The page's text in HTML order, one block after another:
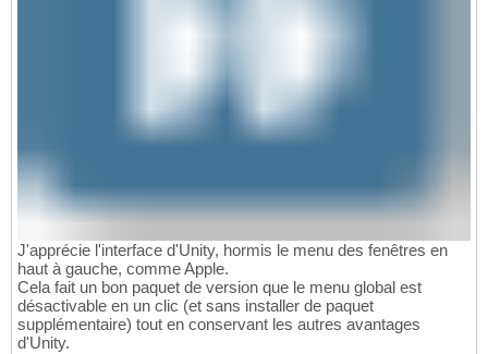
J'apprécie l'interface d'Unity, hormis le menu des fenêtres en
haut à gauche, comme Apple.
Cela fait un bon paquet de version que le menu global est
désactivable en un clic (et sans installer de paquet
supplémentaire) tout en conservant les autres avantages
d'Unity.